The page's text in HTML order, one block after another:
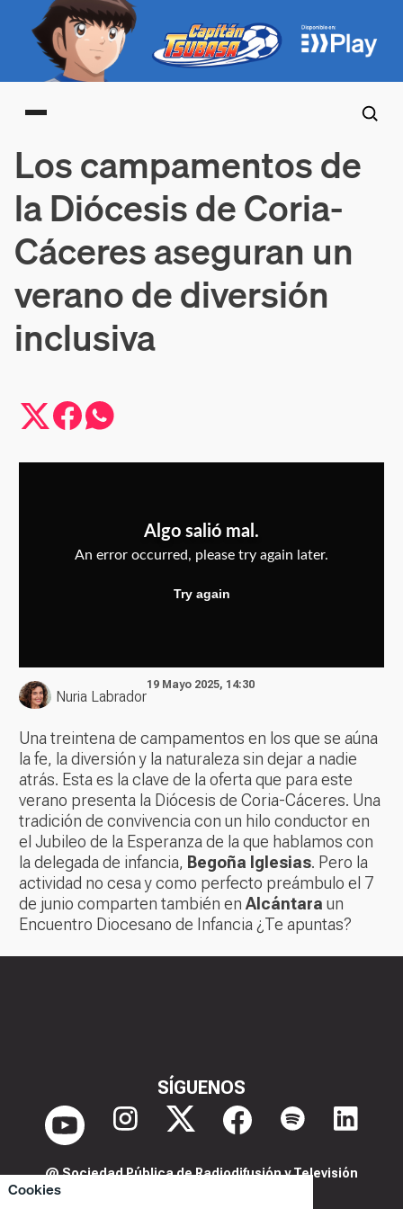
Cookies
Main menu
Los campamentos de
la Diócesis de Coria-
Cáceres aseguran un
verano de diversión
inclusiva
Nuria Labrador
19 Mayo 2025, 14:30
Una treintena de campamentos en los que se aúna
la fe, la diversión y la naturaleza sin dejar a nadie
atrás. Esta es la clave de la oferta que para este
verano presenta la Diócesis de Coria-Cáceres. Una
tradición de convivencia con un hilo conductor en
el Jubileo de la Esperanza de la que hablamos con
la delegada de infancia, Begoña Iglesias. Pero la
actividad no cesa y como perfecto preámbulo el 7
de junio comparten también en Alcántara un
Encuentro Diocesano de Infancia ¿Te apuntas?
SÍGUENOS
@ Sociedad Pública de Radiodifusión y Televisión